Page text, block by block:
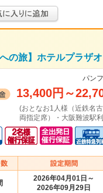
の旅】ホテルプラ
パン
13,400円 ～
(おとなお1人様（近鉄名
両指定席）・大阪難波駅
2026年04月01日～
2026年09月29日